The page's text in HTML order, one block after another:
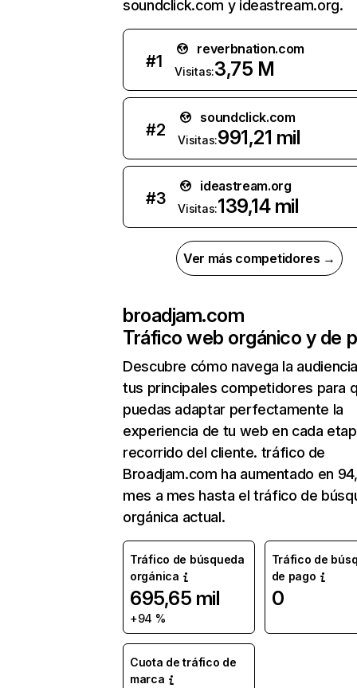
soundclick.com y ideastream.org.
#1
reverbnation.com
Visitas:3,75 M
#2
soundclick.com
Visitas:991,21 mil
#3
ideastream.org
Visitas:139,14 mil
Ver más competidores →
broadjam.com
Tráfico web orgánico y de
Descubre cómo navega la
tus principales competidores para
puedas adaptar perfectamente la
experiencia de tu web en cada
recorrido del cliente. tráfico de
Broadjam.com ha aumentado en
mes a mes hasta el tráfico de
orgánica actual.
Tráfico de búsqueda
orgánica
695,65 mil
+94 %
Tráfico de
de pago
0
Cuota de tráfico de
marca